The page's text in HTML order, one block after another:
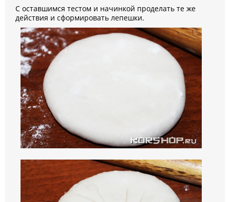
С оставшимся тестом и начинкой проделать те же
действия и сформировать лепешки.